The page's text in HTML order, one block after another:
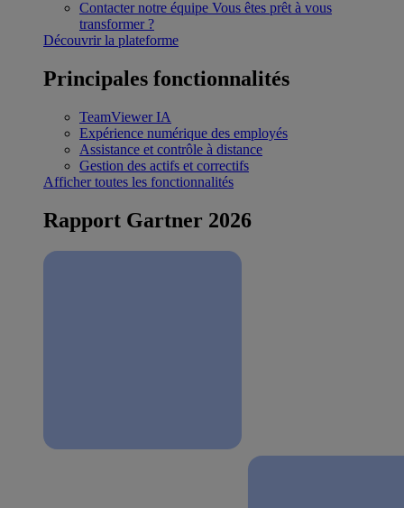
Contacter notre équipe Vous êtes prêt à vous
transformer ?
Découvrir la plateforme
Principales fonctionnalités
TeamViewer IA
Expérience numérique des employés
Assistance et contrôle à distance
Gestion des actifs et correctifs
Afficher toutes les fonctionnalités
Rapport Gartner 2026